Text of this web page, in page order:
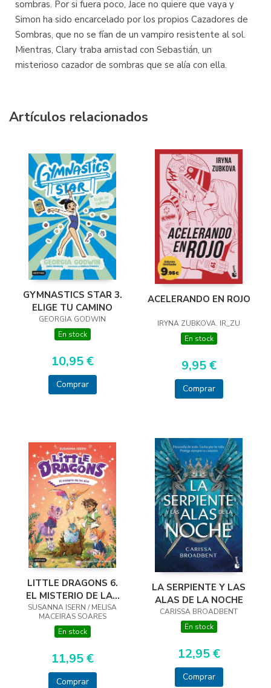
sombras. Por si fuera poco, Jace no quiere que vaya y
Simon ha sido encarcelado por los propios Cazadores de
Sombras, que no se fían de un vampiro resistente al sol.
Mientras, Clary traba amistad con Sebastián, un
misterioso cazador de sombras que se alía con ella.
Artículos relacionados
GYMNASTICS STAR 3.
ELIGE TU CAMINO
GEORGIA GODWIN
En stock
10,95 €
Comprar
ACELERANDO EN ROJO
IRYNA ZUBKOVA. IR_ZU
En stock
9,95 €
Comprar
LITTLE DRAGONS 6.
EL MISTERIO DE LAS
ALAS
SUSANNA ISERN / MELISA
MACEIRAS SOARES
En stock
11,95 €
Comprar
LA SERPIENTE Y LAS
ALAS DE LA NOCHE
CARISSA BROADBENT
En stock
12,95 €
Comprar